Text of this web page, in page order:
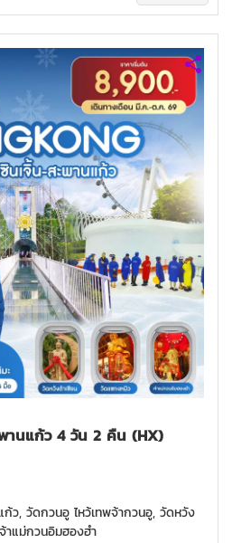
นหาทัวร์
านแก้ว 4 วัน 2 คืน (HX)
ว, วัดกวนอู ไหว้เทพจ้ากวนอู, วัดหวัง
าแม่กวนอิมฮองฮำ